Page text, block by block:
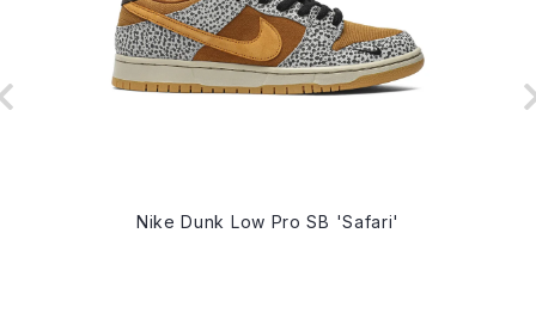
Nike Dunk Low Pro SB 'Safari'